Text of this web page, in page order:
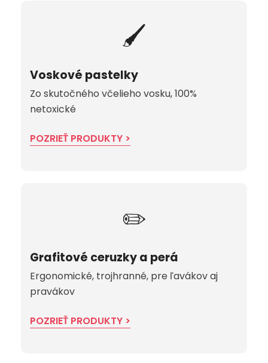
🖌️
Voskové pastelky
Zo skutočného včelieho vosku, 100%
netoxické
POZRIEŤ PRODUKTY >
✏️
Grafitové ceruzky a perá
Ergonomické, trojhranné, pre ľavákov aj
pravákov
POZRIEŤ PRODUKTY >